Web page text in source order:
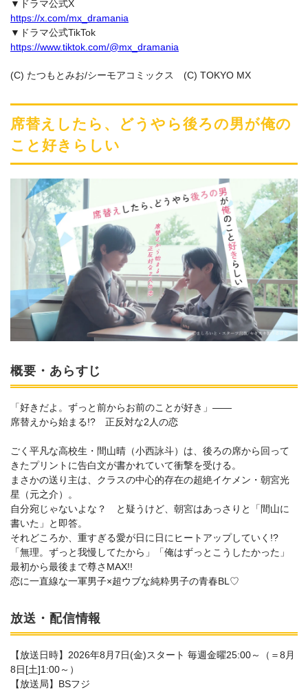
▼ドラマ公式X
https://x.com/mx_dramania
▼ドラマ公式TikTok
https://www.tiktok.com/@mx_dramania
(C) たつもとみお/シーモアコミックス (C) TOKYO MX
席替えしたら、どうやら後ろの男が俺の
こと好きらしい
概要・あらすじ
「好きだよ。ずっと前からお前のことが好き」――
席替えから始まる!? 正反対な2人の恋
ごく平凡な高校生・間山晴（小西詠斗）は、後ろの席から回って
きたプリントに告白文が書かれていて衝撃を受ける。
まさかの送り主は、クラスの中心的存在の超絶イケメン・朝宮光
星（元之介）。
自分宛じゃないよな？ と疑うけど、朝宮はあっさりと「間山に
書いた」と即答。
それどころか、重すぎる愛が日に日にヒートアップしていく!?
「無理。ずっと我慢してたから」「俺はずっとこうしたかった」
最初から最後まで尊さMAX!!
恋に一直線な一軍男子×超ウブな純粋男子の青春BL♡
放送・配信情報
【放送日時】2026年8月7日(金)スタート 毎週金曜25:00～（＝8月
8日[土]1:00～）
【放送局】BSフジ